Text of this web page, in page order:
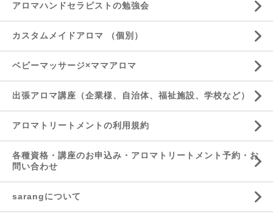
アロマハンドセラピストの勉強会
カスタムメイドアロマ （個別）
ベビーマッサージ×ママアロマ
出張アロマ講座（企業様、自治体、福祉施設、学校など）
アロマトリートメントの利用規約
各種資格・講座のお申込み・アロマトリートメント予約・お
問い合わせ
sarangについて